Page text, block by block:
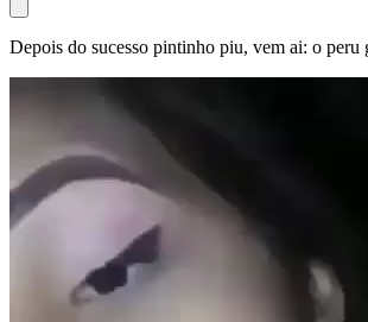
Depois do sucesso pintinho piu, vem ai: o